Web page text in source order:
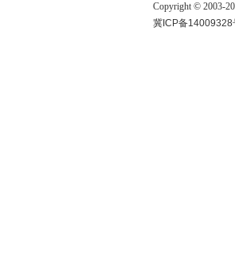
Copyright © 2003-
冀ICP备14009328